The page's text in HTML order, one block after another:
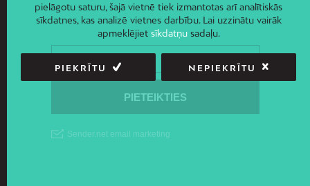
pielāgotu saturu, šajā vietnē tiek izmantotas arī analītiskās
sīkdatnes, kas analizē vietnes darbību. Lai uzzinātu vairāk
apmeklējiet sīkdatņusadaļu.
PIEKRĪTU NEPIEKRĪTU